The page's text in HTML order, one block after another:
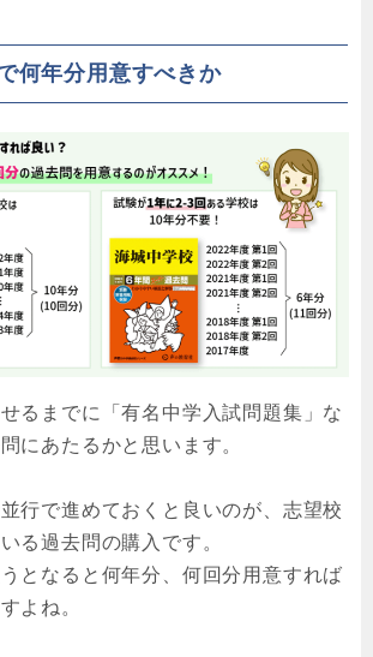
何年分用意すべきか
るまでに「有名中学入試問題集」な
にあたるかと思います。
行で進めておくと良いのが、志望校
る過去問の購入です。
となると何年分、何回分用意すれば
よね。